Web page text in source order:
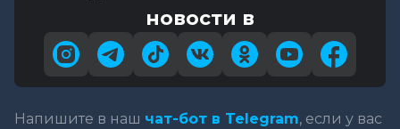
новости в
Напишите в наш чат-бот в Telegram, если у вас